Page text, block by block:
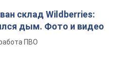
склад Wildberries:
дым. Фото и видео
ПВО